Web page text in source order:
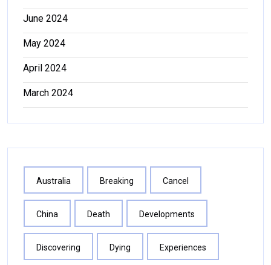
June 2024
May 2024
April 2024
March 2024
Australia Breaking Cancel
China Death Developments
Discovering Dying Experiences